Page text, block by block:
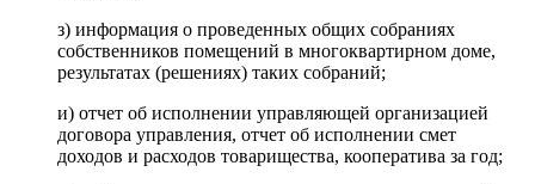
з) информация о проведенных общих собраниях
собственников помещений в многоквартирном доме,
результатах (решениях) таких собраний;
и) отчет об исполнении управляющей организацией
договора управления, отчет об исполнении смет
доходов и расходов товарищества, кооператива за год;